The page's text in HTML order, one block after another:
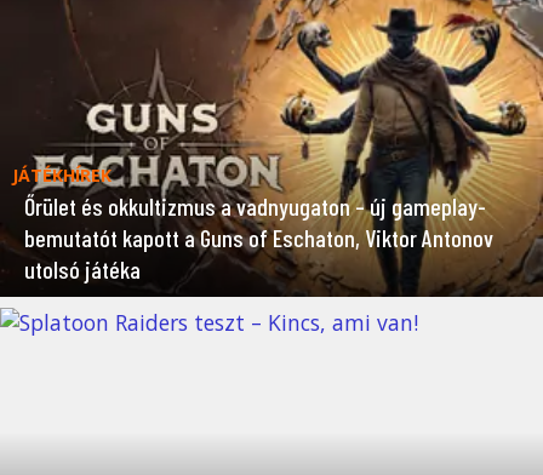
JÁTÉKHÍREK
Őrület és okkultizmus a vadnyugaton – új gameplay-
bemutatót kapott a Guns of Eschaton, Viktor Antonov
utolsó játéka